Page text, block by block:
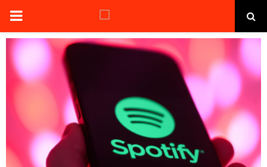
PRIMARY
MENU